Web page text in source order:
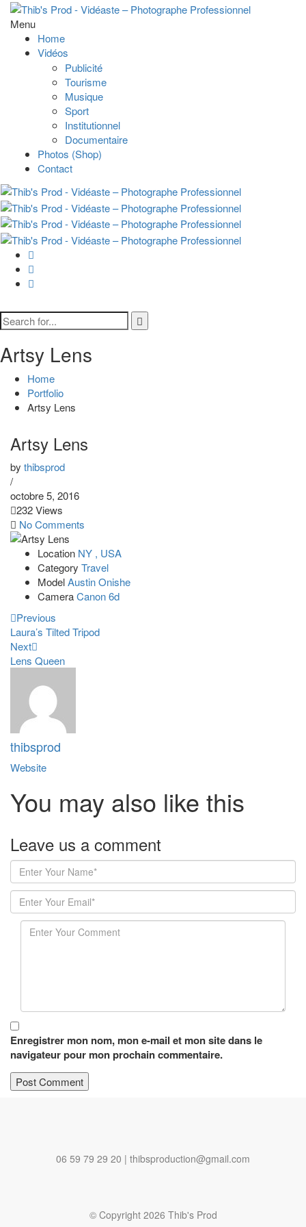
Menu
Home
Vidéos
Publicité
Tourisme
Musique
Sport
Institutionnel
Documentaire
Photos (Shop)
Contact
Artsy Lens
Home
Portfolio
Artsy Lens
Artsy Lens
by thibsprod
/
octobre 5, 2016
232 Views
No Comments
Location NY , USA
Category Travel
ModelAustin Onishe
CameraCanon 6d
Previous
Laura’s Tilted Tripod
Next
Lens Queen
thibsprod
Website
You may also like this
Leave us a comment
Enregistrer mon nom, mon e-mail et mon site dans le
navigateur pour mon prochain commentaire.
06 59 79 29 20 | thibsproduction@gmail.com
© Copyright 2026 Thib's Prod